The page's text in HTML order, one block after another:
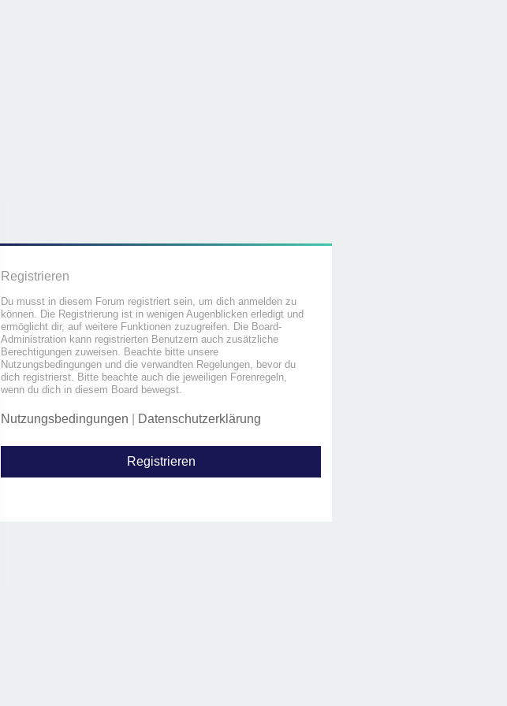
Registrieren
Du musst in diesem Forum registriert sein, um dich anmelden zu
können. Die Registrierung ist in wenigen Augenblicken erledigt und
ermöglicht dir, auf weitere Funktionen zuzugreifen. Die Board-
Administration kann registrierten Benutzern auch zusätzliche
Berechtigungen zuweisen. Beachte bitte unsere
Nutzungsbedingungen und die verwandten Regelungen, bevor du
dich registrierst. Bitte beachte auch die jeweiligen Forenregeln,
wenn du dich in diesem Board bewegst.
Nutzungsbedingungen Datenschutzerklärung
Registrieren